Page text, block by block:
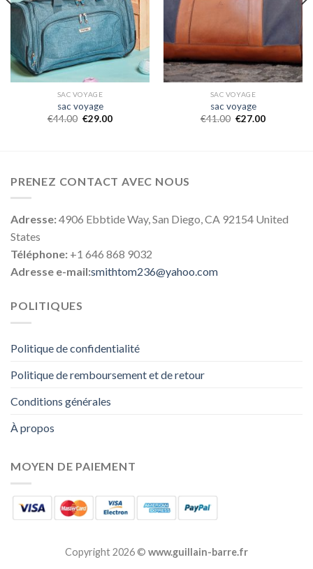
SAC VOYAGE
sac voyage
€44.00 €29.00
SAC VOYAGE
sac voyage
€41.00 €27.00
PRENEZ CONTACT AVEC NOUS
Adresse:4906 Ebbtide Way, San Diego, CA 92154 United
States
Téléphone: +1 646 868 9032
Adresse e-mail:smithtom236@yahoo.com
POLITIQUES
Politique de confidentialité
Politique de remboursement et de retour
Conditions générales
À propos
MOYEN DE PAIEMENT
Copyright 2026 © www.guillain-barre.fr